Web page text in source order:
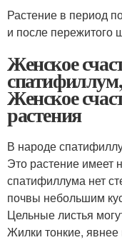
Растение в период
и после пережитого
Женское
Женское
растения
В народе
Это растение
спатифиллума нет
почвы небольшим
Цельные листья
Жилки тонкие, явнее